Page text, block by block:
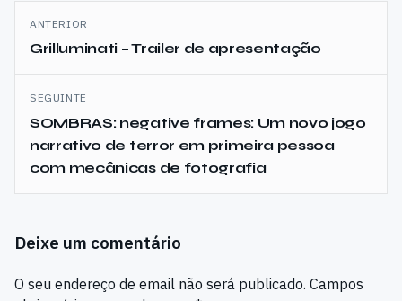
Navegação
de
artigos
ANTERIOR
Grilluminati – Trailer de apresentação
SEGUINTE
SOMBRAS: negative frames: Um novo jogo
narrativo de terror em primeira pessoa
com mecânicas de fotografia
Deixe um comentário
O seu endereço de email não será publicado. Campos